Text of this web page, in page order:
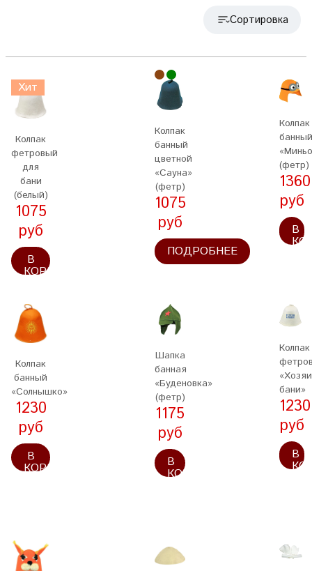
Сортировка
Хит
Колпак
фетровый
для
бани
(белый)
1075
руб
В
КОРЗИНУ
Колпак
банный
цветной
«Сауна»
(фетр)
1075
руб
ПОДРОБНЕЕ
Колпак
банный
(фетр)
1360
руб
В
Колпак
банный
«Солнышко»
1230
руб
В
КОРЗИНУ
Шапка
банная
«Буденовка»
(фетр)
1175
руб
В
КОРЗИНУ
Колпак
бани»
1230
руб
В